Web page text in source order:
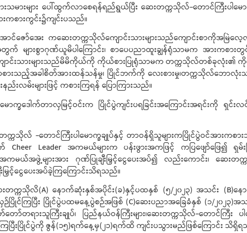
းသမားများ ပေါ်ထွက်လာစေရန်ရည်ရွယ်ပြီး ဆေးတက္ကသိုလ်-တောင်ကြီးပါမ
ကစားကွင်း၌ကျင်းပသည်။
င်ဇော်အေး ကဆေးတက္ကသိုလ်ကျောင်းသားများသည်ကျောင်းစာကိုအမြဲ
ျားစွာဂုဏ်ယူမိပါကြောင်း၊ စာပေပညာထူးချွန်ရုံသာမက အားကစာ
ောင်းသားများသည်မိမိကိုယ်ကို ကိုယ်စားပြုရုံသာမက တက္ကသိုလ်တစ်ခုလုံး၏ ကိုယ်စ
ားသည့်အခါစိတ်အားထန်သန်မှု၊ ပြိုင်ဘက်ကို လေးစားမှု၊တက္ကသိုလ်ဘောလုံးသ
းလမ်းများဖြင့် ကစားကြရန် ပြောကြားသည်။
ဒေါက်တာလှမြင့်ဝင်းက ပြိုင်ပွဲကျင်းပရခြင်းအကြောင်းအရင်းကို ရှင်းလင်း
က္ကသိုလ် -တောင်ကြီးပါမောက္ခချုပ်နှင့် တာဝန်ရှိသူများကပြိုင်ပွဲဝင်အားကစ
Leader အကမယ်များက ပန်းဖွားအကဖြင့် ကပြဖျော်ဖြေ၍ ရှမ်
ဖွဲ့များအား ဂုဏ်ပြုချီးမြှင့်ငွေပေးအပ်၍ လည်းကောင်း၊ ဆေးတက္ကသို
င့်ငွေပေးအပ်ခဲ့ကြကြောင်းသိရသည်။
က္ကသိုလိ(A) နောက်ဆုံးနှစ်အပိုင်း(ခ)နှင့်ပထနှစ် (၅/၂၀၂၃) အသင်း (B)န
ြိုင်ကြပြီး ပြိုင်ပွဲပထမနေ့ပွဲစဉ်အဖြစ် (C)ဆေးပညာအခြေခံနှစ် (၁/၂၀
ရားသူကြီးချုပ်၊ ပြည်နယ်ဝန်ကြီးများ၊ဆေးတက္ကသိုလ်-တောင်ကြီး ပါမော
းကြပြီးပြိုင်ပွဲကို ဇွန်(၁၅)ရက်နေ့မှ(၂၁)ရက်ထိ ကျင်းပသွားမည်ဖြစ်ကြောင်း သိရှိ